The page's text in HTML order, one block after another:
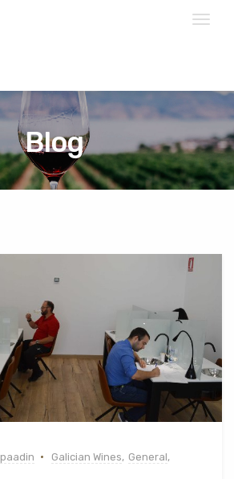
Toggle
Blog
paadin Galician Wines, General,